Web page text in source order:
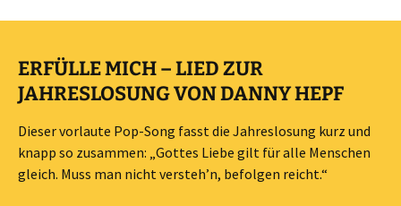
ERFÜLLE MICH – LIED ZUR
JAHRESLOSUNG VON DANNY HEPF
Dieser vorlaute Pop-Song fasst die Jahreslosung kurz und
knapp so zusammen: „Gottes Liebe gilt für alle Menschen
gleich. Muss man nicht versteh’n, befolgen reicht.“